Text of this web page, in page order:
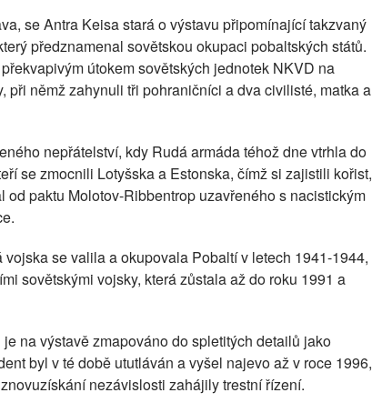
se Antra Keisa stará o výstavu připomínající takzvaný
předznamenal sovětskou okupaci pobaltských států.
útokem sovětských jednotek NKVD na
při němž zahynuli tři pohraničníci a dva civilisté, matka a
nepřátelství, kdy Rudá armáda téhož dne vtrhla do
se zmocnili Lotyšska a Estonska, čímž si zajistili kořist,
od paktu Molotov-Ribbentrop uzavřeného s nacistickým
se valila a okupovala Pobaltí v letech 1941-1944,
sovětskými vojsky, která zůstala až do roku 1991 a
na výstavě zmapováno do spletitých detailů jako
byl v té době ututláván a vyšel najevo až v roce 1996,
nezávislosti zahájily trestní řízení.